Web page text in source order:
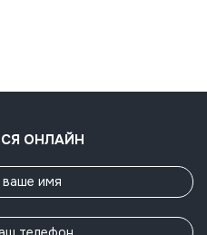
ОНЛАЙН